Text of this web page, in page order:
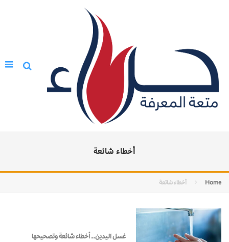
أخطاء شائعة
Home أخطاء شائعة
غسل اليدين.. أخطاء شائعة وتصحيحها